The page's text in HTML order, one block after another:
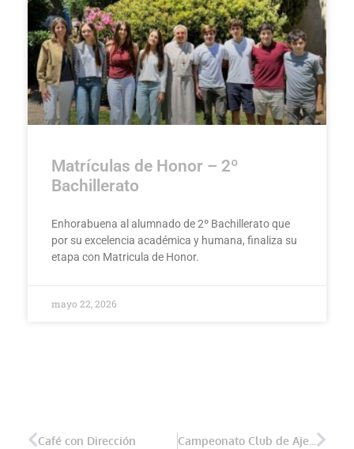
Matrículas de Honor – 2º
Bachillerato
Enhorabuena al alumnado de 2º Bachillerato que
por su excelencia académica y humana, finaliza su
etapa con Matricula de Honor.
mayo 22, 2026
Café con Dirección Campeonato Club de Ajedrez